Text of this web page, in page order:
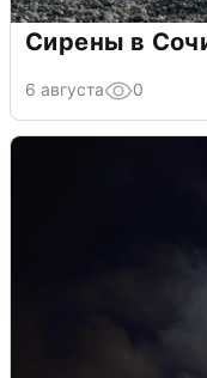
Сирены в
6 августа 0